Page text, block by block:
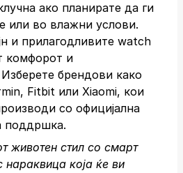
ако планирате да ги
или во влажни услови.
и прилагодливите watch
комфорот и
Изберете брендови како
Fitbit или Xiaomi, кои
со официјална
поддршка.
животен стил со смарт
нараквица која ќе ви